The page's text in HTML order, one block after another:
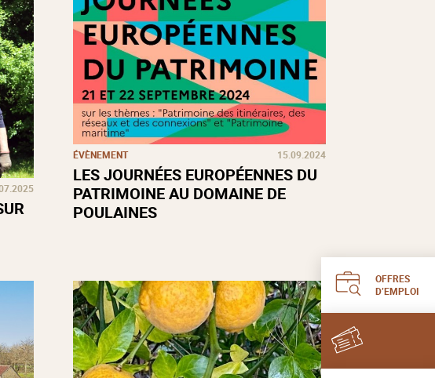
OFFRES
D’EMPLOI
ÉVÈNEMENT 15.09.2024
LES JOURNÉES EUROPÉENNES DU
PATRIMOINE AU DOMAINE DE
POULAINES